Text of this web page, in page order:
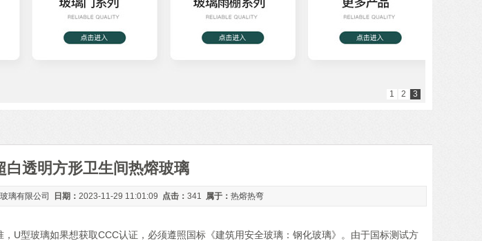
1 2 3
白透明方形卫生间热熔玻璃
璃有限公司 日期： 2023-11-29 11:01:09 点击： 341 属于： 热熔热弯
U型玻璃如果想获取CCC认证，必须遵照国标《建筑用安全玻璃：钢化玻璃》。由于国标测试方